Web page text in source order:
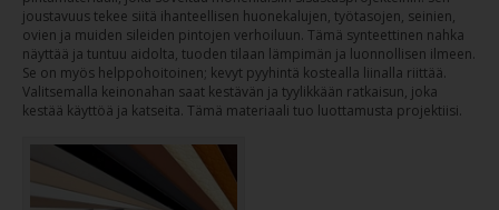
joustavuus tekee siitä ihanteellisen huonekalujen, työtasojen, seinien,
ovien ja muiden sileiden pintojen verhoiluun. Tämä synteettinen nahka
näyttää ja tuntuu aidolta, tuoden tilaan lämpimän ja luonnollisen ilmeen.
Se on myös helppohoitoinen; kevyt pyyhintä kostealla liinalla riittää.
Valitsemalla keinonahan saat kestävän ja tyylikkään ratkaisun, joka
kestää käyttöä ja katseita. Tämä materiaali tuo luottamusta projektiisi.